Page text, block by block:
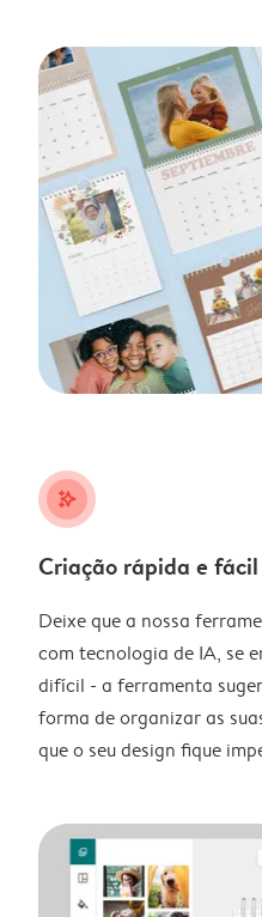
stars_plus
Criação rápida e fácil
Deixe que a nossa
com tecnologia de IA, se
difícil - a ferramenta
forma de organizar as
que o seu design fique